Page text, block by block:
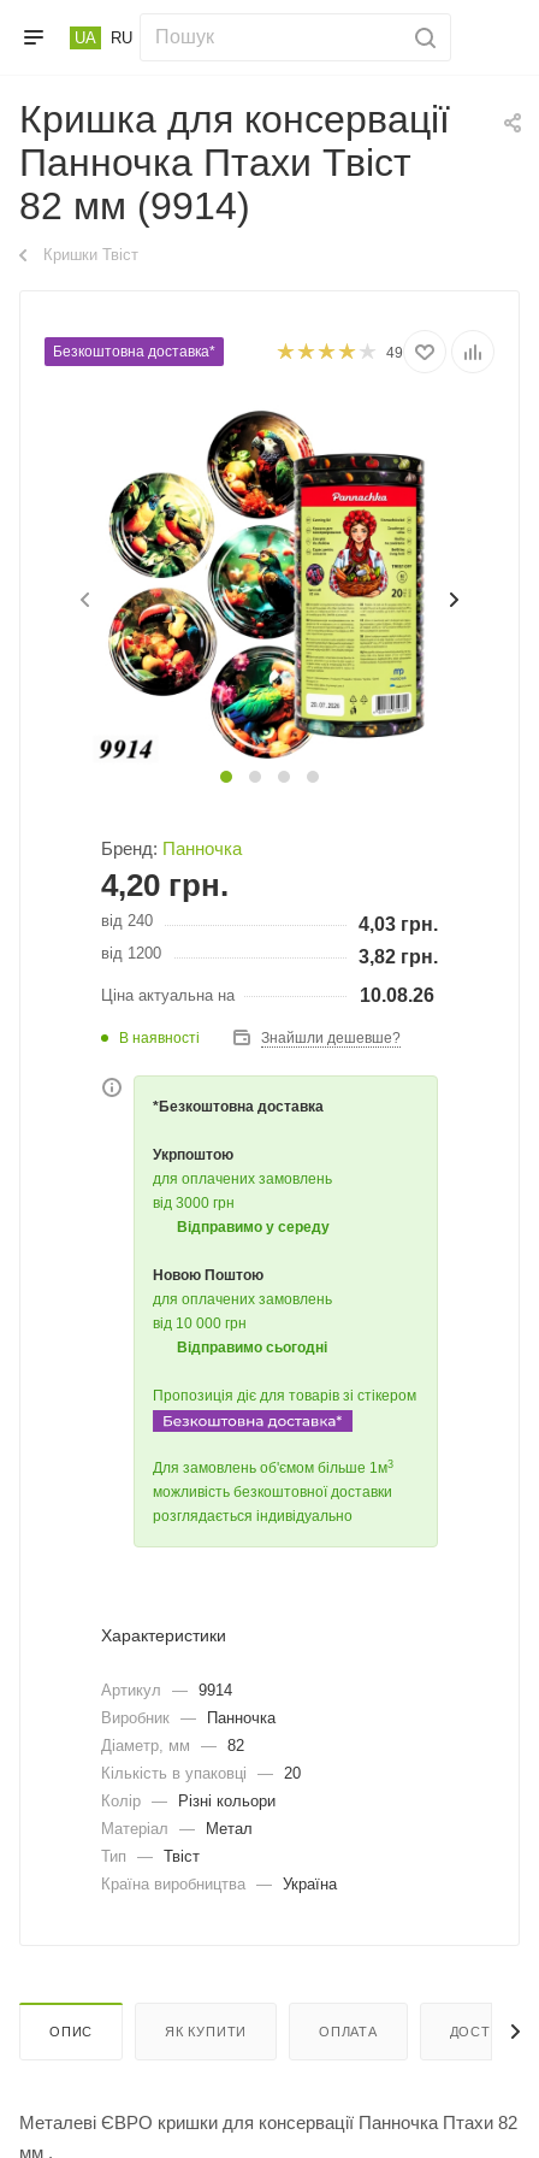
UA RU
Кришка для консервації
Панночка Птахи Твіст
82 мм (9914)
Кришки Твіст
Безкоштовна доставка* 49
Бренд: Панночка
4,20 грн.
від 240 4,03 грн.
від 1200 3,82 грн.
Ціна актуальна на 10.08.26
В наявності Знайшли дешевше?
*Безкоштовна доставка
Укрпоштою
для оплачених замовлень
від 3000 грн
Відправимо у середу
Новою Поштою
для оплачених замовлень
від 10 000 грн
Відправимо сьогодні
Пропозиція діє для товарів зі стікером
Для замовлень об'ємом більше 1м3
можливість безкоштовної доставки
розглядається індивідуально
Характеристики
Артикул — 9914
Виробник —
Панночка
Діаметр, мм
— 82
Кількість в упаковці
—
20
Колір —
Різні кольори
Матеріал
—
Метал
Тип
— Твіст
Країна виробництва — Україна
ОПИС ЯК КУПИТИ ОПЛАТА ДОСТАВКА
Металеві ЄВРО кришки для консервації Панночка Птахи 82
мм .